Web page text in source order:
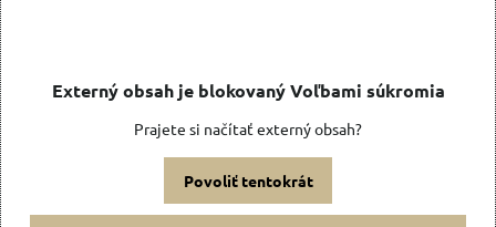
Externý obsah je blokovaný Voľbami súkromia
Prajete si načítať externý obsah?
Povoliť tentokrát